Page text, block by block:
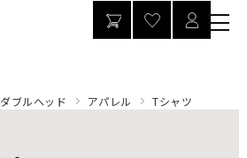
ダブルヘッド アパレル Tシャツ